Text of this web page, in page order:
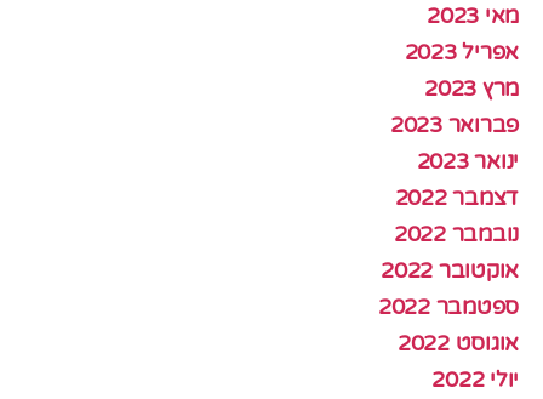
מאי 2023
אפריל 2023
מרץ 2023
פברואר 2023
ינואר 2023
דצמבר 2022
נובמבר 2022
אוקטובר 2022
ספטמבר 2022
אוגוסט 2022
יולי 2022